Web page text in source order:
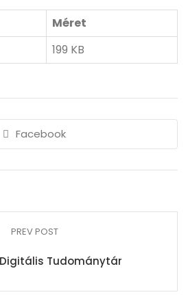
Méret
199 KB
Facebook
PREV POST
Tudománytár